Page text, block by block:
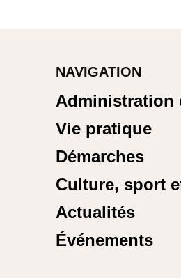
NAVIGATION
Administration
Vie pratique
Démarches
Culture, sport
Actualités
Événements